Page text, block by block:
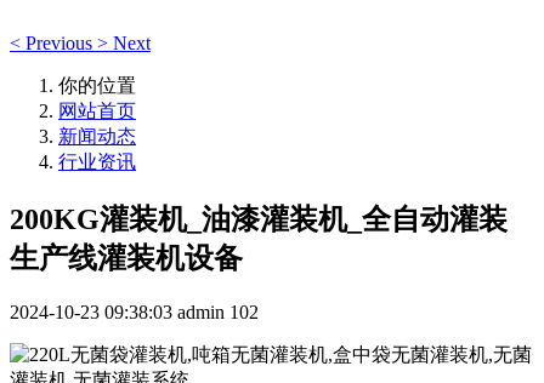
< Previous > Next
你的位置
网站首页
新闻动态
行业资讯
200KG灌装机_油漆灌装机_全自动灌装
生产线灌装机设备
2024-10-23 09:38:03 admin 102